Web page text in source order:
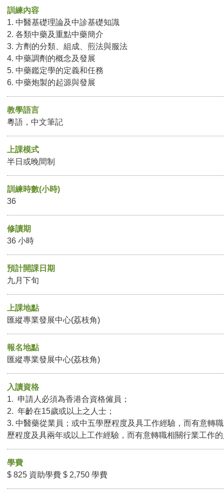
訓練內容
1. 中醫基礎理論及中診基礎知識
2. 各類中藥及重點中藥簡介
3. 方劑的分類、組成、煎法與服法
4. 中藥調劑的概念及發展
5. 中藥鑑定學的定義和任務
6. 中藥炮製的起源與發展
教學語言
粵語，中文筆記
上課模式
半日或晚間制
訓練時數(小時)
36
修讀期
36 小時
預計開課日期
九月下旬
上課地點
匯縱專業發展中心(荔枝角)
報名地點
匯縱專業發展中心(荔枝角)
入讀資格
1. 申請人必須為香港合資格僱員；
2. 年齡在15歲或以上之人士；
3. 中醫藥從業員；或中五學歷程度及具工作經驗，而有意轉
歷程度及具兩年或以上工作經驗，而有意轉職相關行業工作
學費
$ 825 資助學費 $ 2,750 學費